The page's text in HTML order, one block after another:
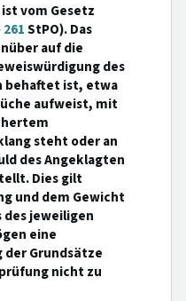
vom Gesetz
261StPO). Das
auf die
des
behaftet ist, etwa
aufweist, mit
steht oder an
des Angeklagten
Dies gilt
und dem Gewicht
jeweiligen
eine
Grundsätze
nicht zu